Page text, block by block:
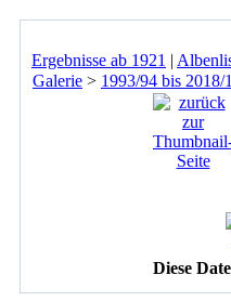
Ergebnisse ab 1921 |
Galerie > 1993/94 bis 2018/
Diese